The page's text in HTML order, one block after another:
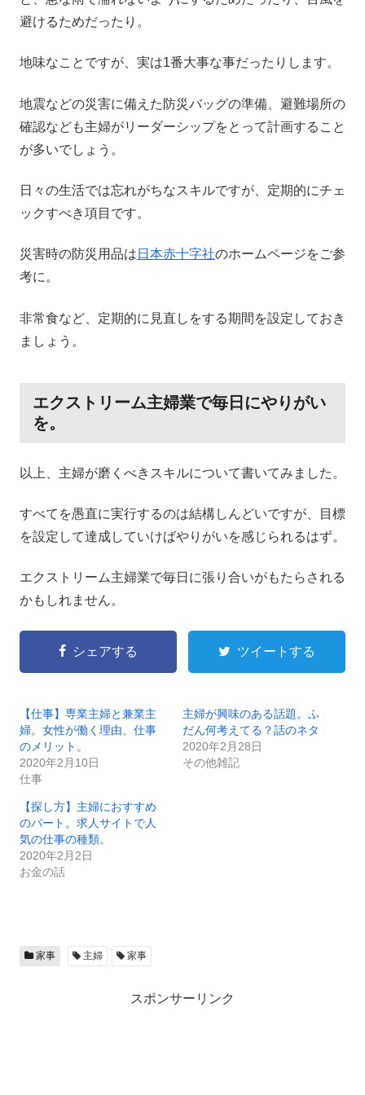
避けるためだったり。
地味なことですが、実は1番大事な事だったりします。
地震などの災害に備えた防災バッグの準備、避難場所の
確認なども主婦がリーダーシップをとって計画すること
が多いでしょう。
日々の生活では忘れがちなスキルですが、定期的にチェ
ックすべき項目です。
災害時の防災用品は 日本赤十字社のホームページをご参
考に。
非常食など、定期的に見直しをする期間を設定しておき
ましょう。
エクストリーム主婦業で毎日にやりがい
を。
以上、主婦が磨くべきスキルについて書いてみました。
すべてを愚直に実行するのは結構しんどいですが、目標
を設定して達成していけばやりがいを感じられるはず。
エクストリーム主婦業で毎日に張り合いがもたらされる
かもしれません。
シェアする ツイートする
【仕事】専業主婦と兼業主
婦。女性が働く理由、仕事
のメリット。
2020年2月10日
仕事
主婦が興味のある話題。ふ
だん何考えてる？話のネタ
2020年2月28日
その他雑記
【探し方】主婦におすすめ
のパート。求人サイトで人
気の仕事の種類。
2020年2月2日
お金の話
家事 主婦 家事
スポンサーリンク